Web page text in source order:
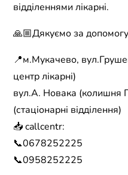
відділеннями лікарні.
🙏🏼Дякуємо за
📍м.Мукачево,
центр лікарні)
вул.А. Новака (колишня
(стаціонарні відділення)
📥 callcentr:
📞0678252225
📞0958252225